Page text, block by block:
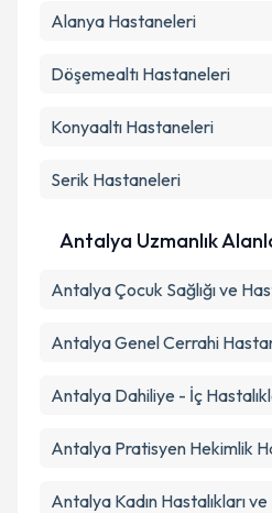
Alanya Hastaneleri
Döşemealtı Hastaneleri
Konyaaltı Hastaneleri
Serik Hastaneleri
Antalya Uzmanlık
AntalyaÇocuk Sağlığı ve
AntalyaGenel Cerrahi
Antalya Dahiliye - İç
Antalya Pratisyen Hekimlik
Antalya Kadın Hastalıkları